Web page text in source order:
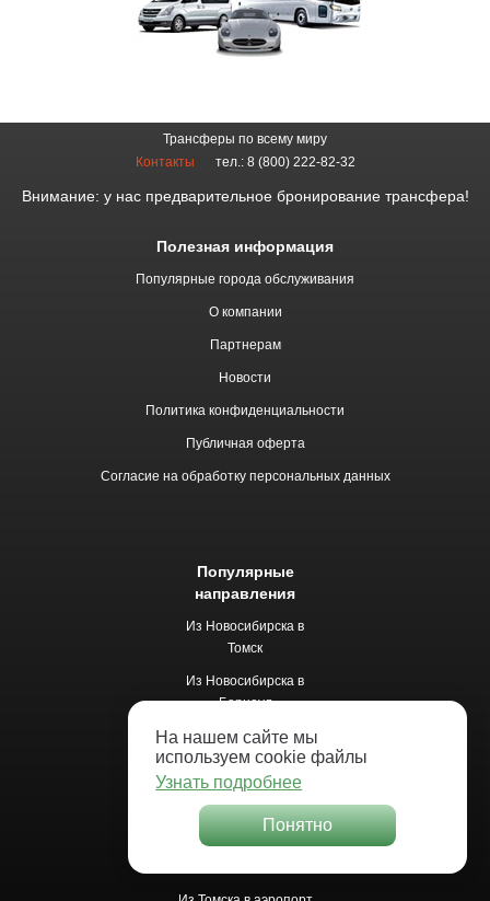
Популярные
направления
Из Новосибирска в
Томск
Из Новосибирска в
Барнаул
Из Новосибирска в
Белокуриху
Из Новосибирска в
Из Новосибирска в
Трансферы по всему миру
Полезная информация
Популярные города обслуживания
О компании
Партнерам
Новости
Политика конфиденциальности
Публичная оферта
Согласие на обработку персональных данных
Контакты тел.: 8 (800) 222-82-32
Внимание: у нас предварительное бронирование трансфера!
На нашем сайте мы
используем cookie файлы
Узнать подробнее
Понятно